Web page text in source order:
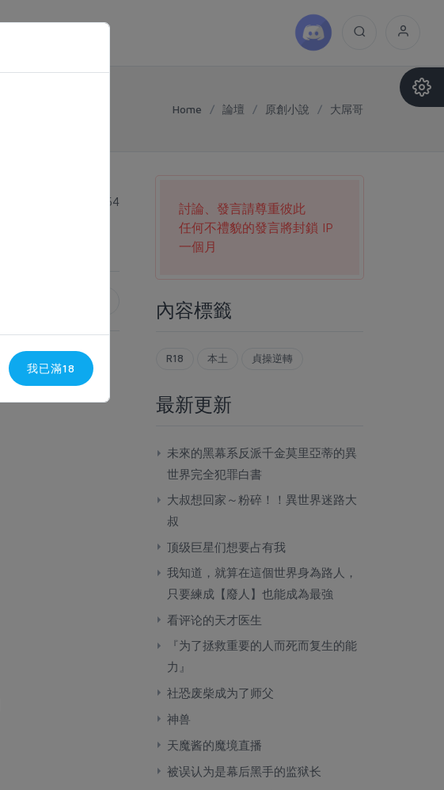
我已滿18
Home / 論壇 / 原創小說 / 大屌哥
2024-07-19 23:54
討論、發言請尊重彼此
任何不禮貌的發言將封鎖 IP
一個月
內容標籤
R18 本土 貞操逆轉
最新更新
未來的黑幕系反派千金莫里亞蒂的異
世界完全犯罪白書
大叔想回家～粉碎！！異世界迷路大
叔
顶级巨星们想要占有我
我知道，就算在這個世界身為路人，
只要練成【廢人】也能成為最強
看评论的天才医生
『为了拯救重要的人而死而复生的能
力』
社恐废柴成为了师父
神兽
天魔酱的魔境直播
被误认为是幕后黑手的监狱长